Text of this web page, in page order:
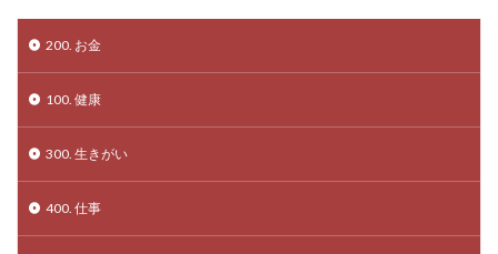
200. お金
100. 健康
300. 生きがい
400. 仕事